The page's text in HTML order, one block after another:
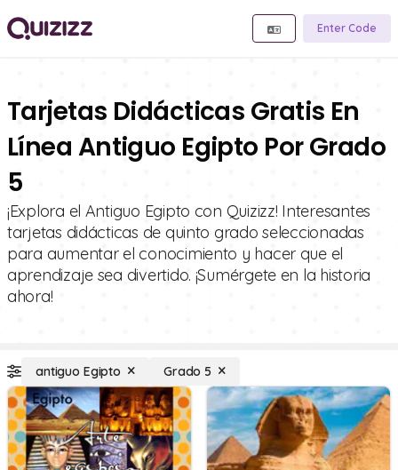
Enter Code
Tarjetas Didácticas Gratis En
Línea Antiguo Egipto Por Grado
5
¡Explora el Antiguo Egipto con Quizizz! Interesantes
tarjetas didácticas de quinto grado seleccionadas
para aumentar el conocimiento y hacer que el
aprendizaje sea divertido. ¡Sumérgete en la historia
ahora!
antiguo Egipto Grado 5